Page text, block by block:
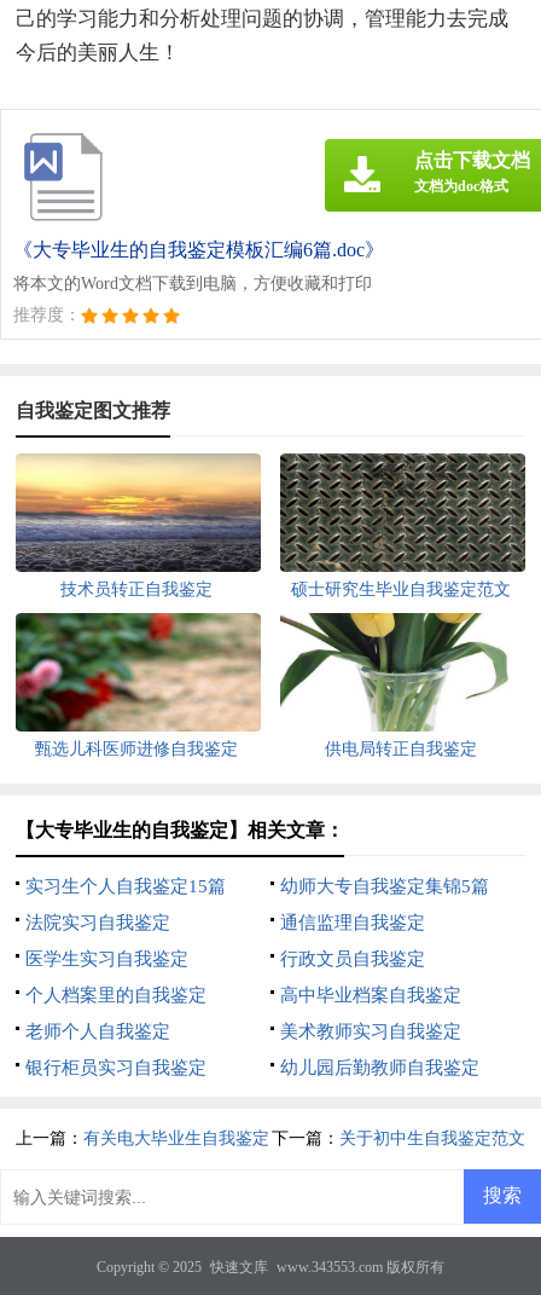
己的学习能力和分析处理问题的协调，管理能力去完成
今后的美丽人生！
《大专毕业生的自我鉴定模板汇编6篇.doc》
将本文的Word文档下载到电脑，方便收藏和打印
推荐度：
点击下载文档
文档为doc格式
自我鉴定图文推荐
技术员转正自我鉴定 硕士研究生毕业自我鉴定范文
甄选儿科医师进修自我鉴定 供电局转正自我鉴定
【大专毕业生的自我鉴定】相关文章：
实习生个人自我鉴定15篇
幼师大专自我鉴定集锦5篇
法院实习自我鉴定
通信监理自我鉴定
医学生实习自我鉴定
行政文员自我鉴定
个人档案里的自我鉴定
高中毕业档案自我鉴定
老师个人自我鉴定
美术教师实习自我鉴定
银行柜员实习自我鉴定
幼儿园后勤教师自我鉴定
上一篇：有关电大毕业生自我鉴定 下一篇： 关于初中生自我鉴定范文
Copyright © 2025 快速文库 www.343553.com 版权所有